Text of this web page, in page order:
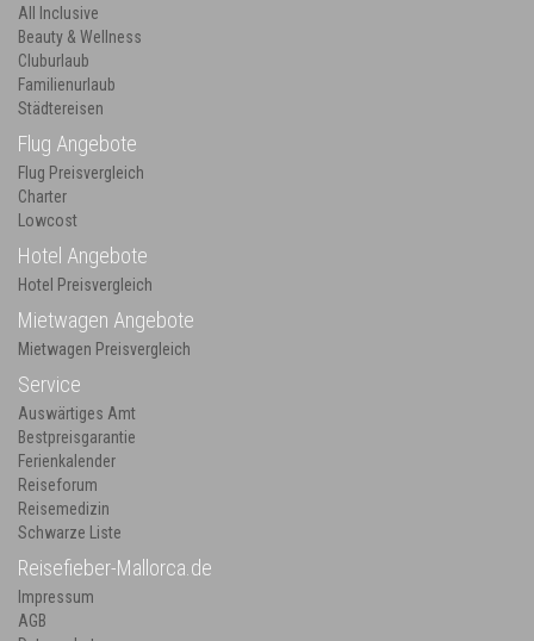
All Inclusive
Beauty & Wellness
Cluburlaub
Familienurlaub
Städtereisen
Flug Angebote
Flug Preisvergleich
Charter
Lowcost
Hotel Angebote
Hotel Preisvergleich
Mietwagen Angebote
Mietwagen Preisvergleich
Service
Auswärtiges Amt
Bestpreisgarantie
Ferienkalender
Reiseforum
Reisemedizin
Schwarze Liste
Reisefieber-Mallorca.de
Impressum
AGB